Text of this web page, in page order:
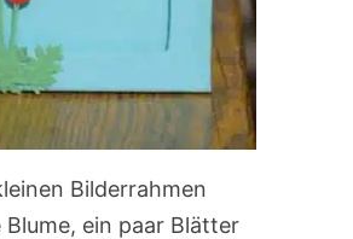
Bilderrahmen
ein paar Blätter